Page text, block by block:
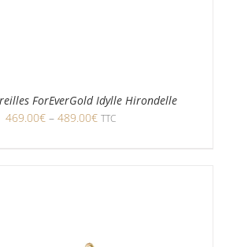
ForEverGold Idylle Hirondelle
469.00€ – 489.00€ TTC